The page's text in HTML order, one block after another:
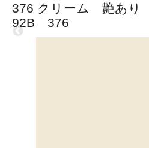
376 クリーム 艶あ
92B 376